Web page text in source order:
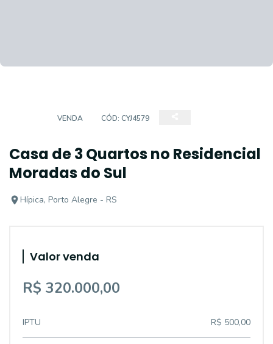
VENDA CÓD: CYJ4579
Casa de 3 Quartos no Residencial
Moradas do Sul
Hípica, Porto Alegre - RS
Valor venda
R$ 320.000,00
IPTU R$ 500,00